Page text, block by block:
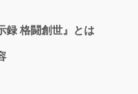
録 格闘創世』とは